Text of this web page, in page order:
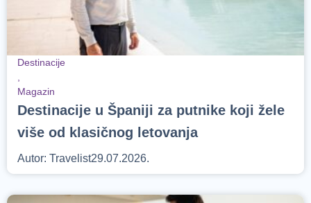
Destinacije
,
Magazin
Destinacije u Španiji za putnike koji žele
više od klasičnog letovanja
Autor: Travelist29.07.2026.